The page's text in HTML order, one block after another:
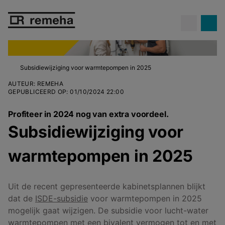
Subsidiewijziging voor warmtepompen in 2025
AUTEUR: REMEHA
GEPUBLICEERD OP:01/10/2024 22:00
Profiteer in 2024 nog van extra voordeel.
Subsidiewijziging voor
warmtepompen in 2025
Uit de recent gepresenteerde kabinetsplannen blijkt
dat de ISDE-subsidie voor warmtepompen in 2025
mogelijk gaat wijzigen. De subsidie voor lucht-water
warmtepompen met een bivalent vermogen tot en met